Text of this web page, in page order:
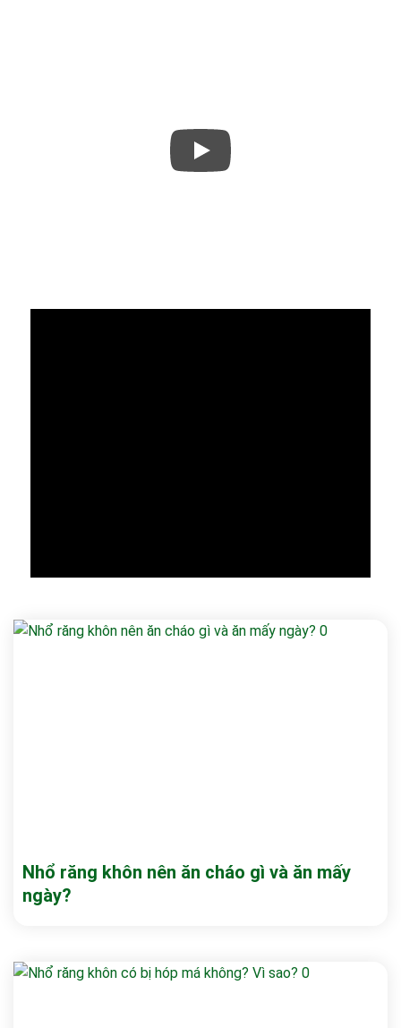
Nhổ răng khôn nên ăn cháo gì và ăn mấy
ngày?